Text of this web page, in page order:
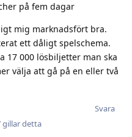
på fem dagar
mig marknadsfört bra.
ett dåligt spelschema.
17 000 lösbiljetter man ska
välja att gå på en eller två
Svara
gillar detta